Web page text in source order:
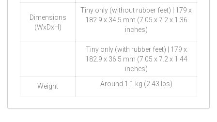
Dimensions
(WxDxH)
Tiny only (without rubber feet) | 179 x
182.9 x 34.5 mm (7.05 x 7.2 x 1.36
inches)
Tiny only (with rubber feet) | 179 x
182.9 x 36.5 mm (7.05 x 7.2 x 1.44
inches)
Weight Around 1.1 kg (2.43 lbs)